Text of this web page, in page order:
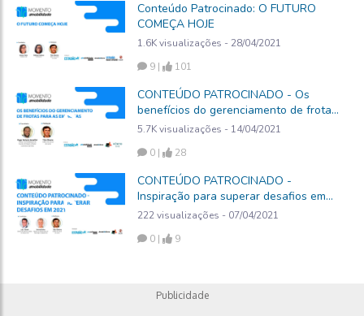
Conteúdo Patrocinado: O FUTURO
COMEÇA HOJE
1.6K visualizações - 28/04/2021
9 |
101
CONTEÚDO PATROCINADO - Os
benefícios do gerenciamento de frotas
para as empresas
5.7K visualizações - 14/04/2021
0 |
28
CONTEÚDO PATROCINADO -
Inspiração para superar desafios em
2021
222 visualizações - 07/04/2021
0 |
9
Publicidade